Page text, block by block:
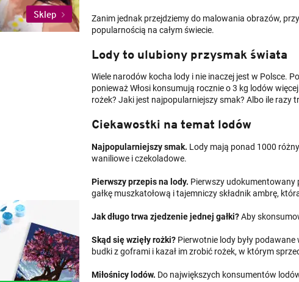
Sklep Zanim jednak przejdziemy do malowania obrazów,
popularnością na całym świecie.
Lody to ulubiony przysmak świata
Wiele narodów kocha lody i nie inaczej jest w Polsce.
ponieważ Włosi konsumują rocznie o 3 kg lodów
rożek? Jaki jest najpopularniejszy smak? Albo ile razy
Ciekawostki na temat lodów
Najpopularniejszy smak. Lody mają ponad 1000
waniliowe i czekoladowe.
Pierwszy przepis na lody. Pierwszy udokumentowany
gałkę muszkatołową i tajemniczy składnik ambrę,
Jak długo trwa zjedzenie jednej gałki?Aby
Skąd się wzięły rożki? Pierwotnie lody były
budki z goframi i kazał im zrobić rożek, w którym
Miłośnicy lodów. Do największych konsumentów